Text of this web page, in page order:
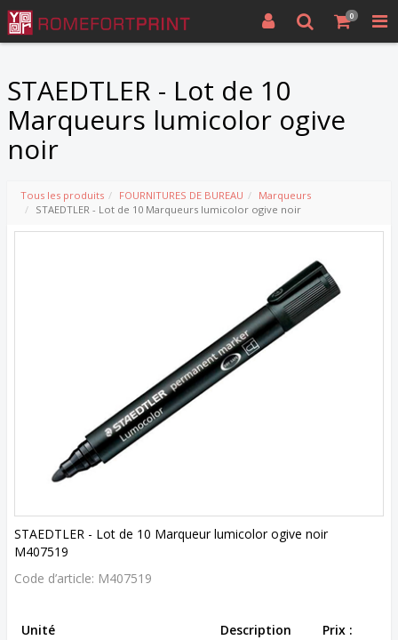
0
STAEDTLER - Lot de 10
Marqueurs lumicolor ogive
noir
Tous les produits FOURNITURES DE BUREAU
Marqueurs
STAEDTLER - Lot de 10 Marqueurs lumicolor ogive noir
STAEDTLER - Lot de 10 Marqueur lumicolor ogive noir
M407519
Code d’article: M407519
Unité Description
Prix :